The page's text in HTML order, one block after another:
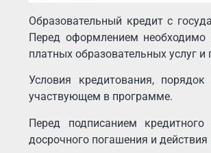
Образовательный кредит с
Перед оформлением
платных образовательных услуг
Условия кредитования,
участвующем в программе.
Перед подписанием
досрочного погашения и